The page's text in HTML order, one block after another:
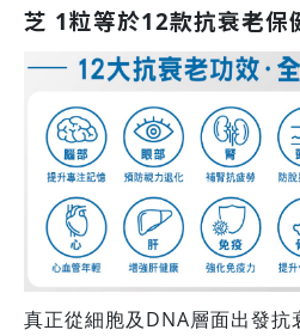
芝 1粒等於12款抗衰老保
真正從細胞及DNA層面出發抗